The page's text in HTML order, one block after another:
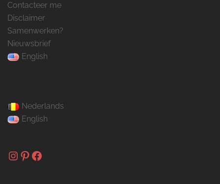
Contacteer me
Disclaimer
Samenwerken?
Nieuwsbrief
English
Nederlands
English
Instagram
Pinterest
Facebook